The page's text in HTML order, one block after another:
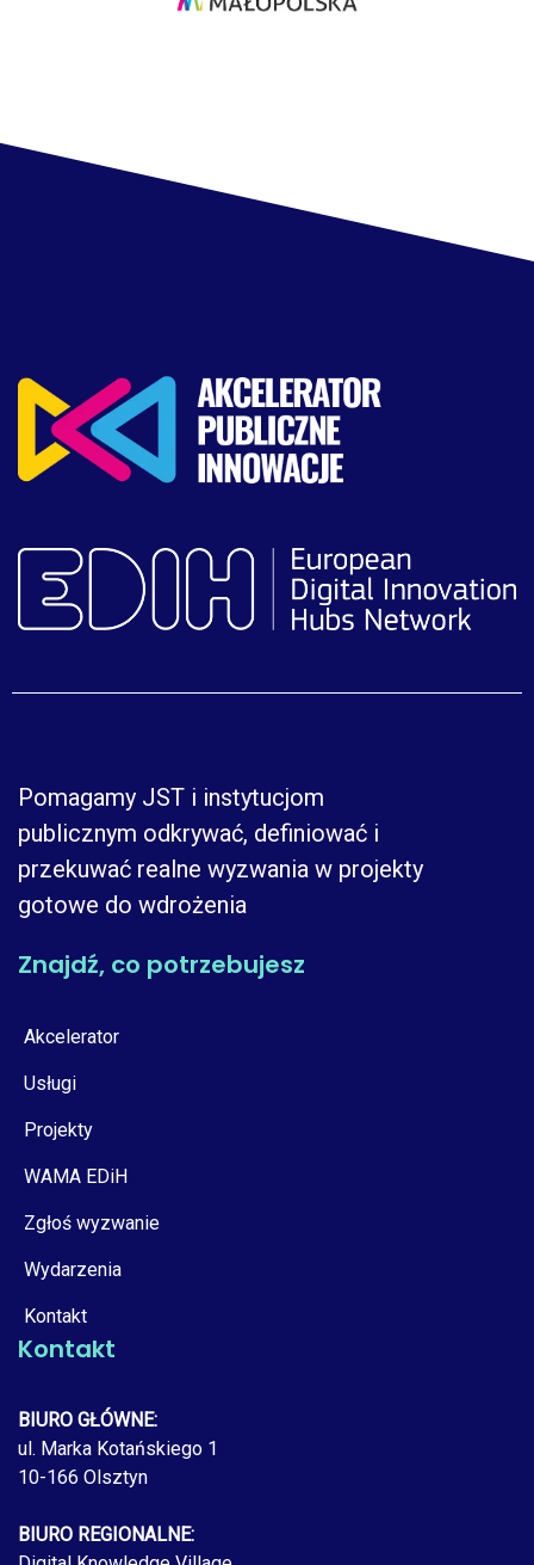
Pomagamy JST i instytucjom
publicznym odkrywać, definiować i
przekuwać realne wyzwania w projekty
gotowe do wdrożenia
Znajdź, co potrzebujesz
Akcelerator
Usługi
Projekty
WAMA EDiH
Zgłoś wyzwanie
Wydarzenia
Kontakt
Kontakt
BIURO GŁÓWNE:
ul. Marka Kotańskiego 1
10-166 Olsztyn
BIURO REGIONALNE: